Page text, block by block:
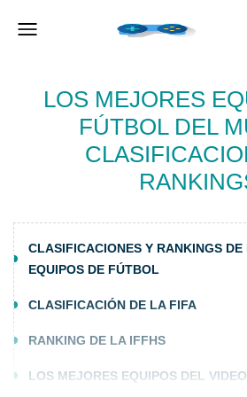
LOS MEJORES
FÚTBOL DEL
CLASIFICACIONES Y RANKINGS
EQUIPOS DE FÚTBOL
CLASIFICACIÓN DE LA FIFA
RANKING DE LA IFFHS
LOS MEJORES EQUIPOS DEL